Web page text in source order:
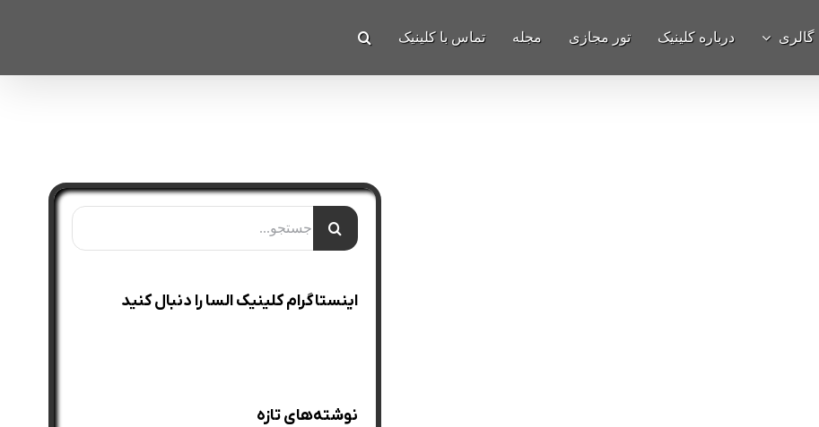
گالری درباره کلینیک تور مجازی مجله تماس با کلینیک
جستجو
برای:
اینستاگرام کلینیک السا را دنبال کنید
نوشته‌های تازه